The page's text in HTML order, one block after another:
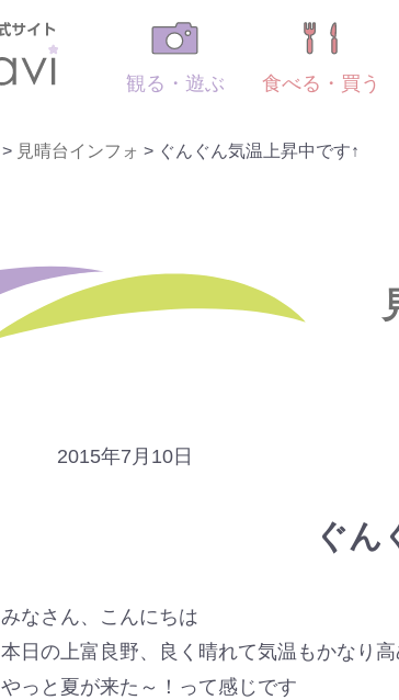
観る・遊ぶ 食べる・買う
> 見晴台インフォ > ぐんぐん気温上昇中です↑
2015年7月10日
ぐん
みなさん、こんにちは
本日の上富良野、良く晴れて気温もかなり高
やっと夏が来た～！って感じです